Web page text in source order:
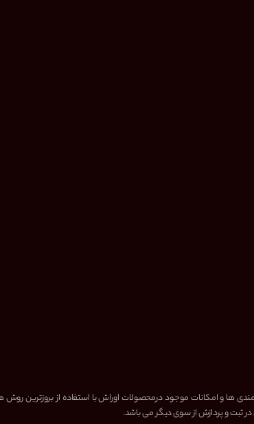
ها و امکانات موجود درمحصولات اوراش با استفاده از بروزترین
ثبت و پردازش از سوی دیگر می باشد.